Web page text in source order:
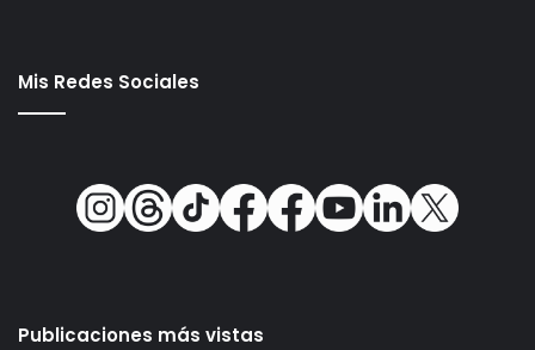
Mis Redes Sociales
Publicaciones más vistas